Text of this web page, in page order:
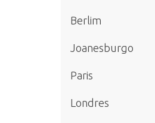
Berlim
Joanesburgo
Paris
Londres